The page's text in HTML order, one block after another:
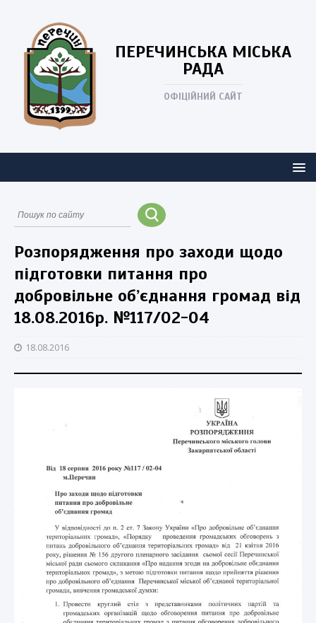
ПЕРЕЧИНСЬКА МІСЬКА
РАДА
ОФІЦІЙНИЙ САЙТ
Розпорядження про заходи щодо
підготовки питання про
добровільне об’єднання громад від
18.08.2016р. №117/02-04
18.08.2016